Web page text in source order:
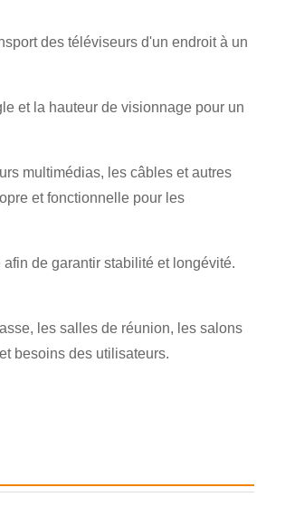
des téléviseurs d'un endroit à un
et la hauteur de visionnage pour un
multimédias, les câbles et autres
et fonctionnelle pour les
de garantir stabilité et longévité.
les salles de réunion, les salons
besoins des utilisateurs.